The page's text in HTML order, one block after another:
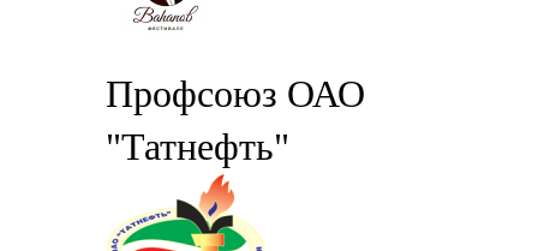
Профсоюз ОАО
"Татнефть"